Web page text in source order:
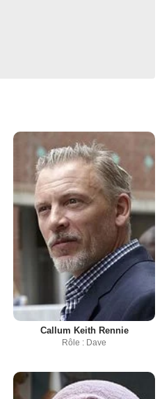
Callum Keith Rennie
Rôle : Dave